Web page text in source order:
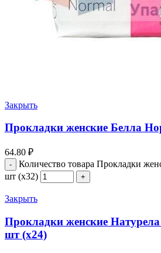
Закрыть
Прокладки женские Белла
64.80 ₽
Количество товара Прокладки
шт (х32)
Закрыть
Прокладки женские
шт (х24)